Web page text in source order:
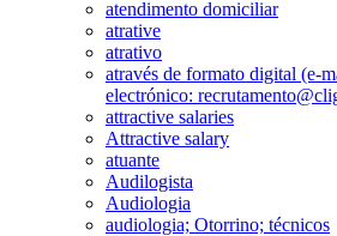
atendimento domiciliar
atrative
atrativo
através de formato digital (e-
electrónico:
attractive salaries
Attractive salary
atuante
Audilogista
Audiologia
audiologia; Otorrino; técnicos